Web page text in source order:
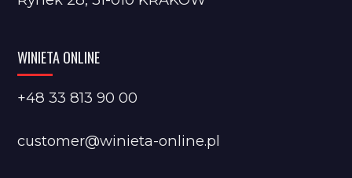
WINIETA ONLINE
+48 33 813 90 00
customer@winieta-online.pl